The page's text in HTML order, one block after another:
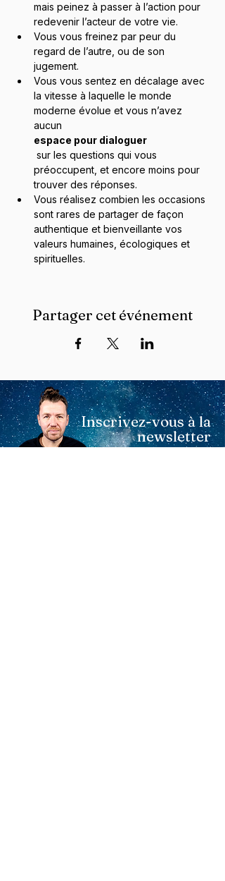
mais peinez à passer à l’action pour
redevenir l’acteur de votre vie.
Vous vous freinez par peur du
regard de l’autre, ou de son
jugement.
Vous vous sentez en décalage avec
la vitesse à laquelle le monde
moderne évolue et vous n’avez
aucun
espace pour dialoguer
préoccupent, et encore moins pour
trouver des réponses.
Vous réalisez combien les occasions
sont rares de partager de façon
authentique et bienveillante vos
valeurs humaines, écologiques et
spirituelles.
Partager cet événement
Inscrivez-vous à la
newsletter
pour ne rater aucune